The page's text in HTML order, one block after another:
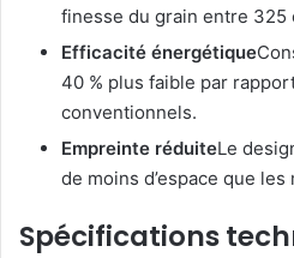
finesse du grain entre 325
Efficacité énergétique
40 % plus faible par
conventionnels.
Empreinte réduiteLe
de moins d’espace que
Spécifications